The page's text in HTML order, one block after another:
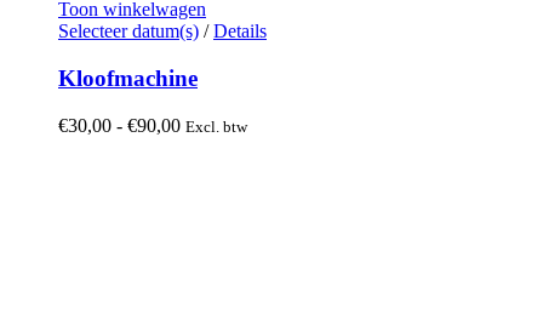
Toon winkelwagen
Selecteer datum(s) Dit
variaties.
Deze
/ Details
Kloofmachine
€30,00 - €90,00Prijsklasse:
Excl. btw